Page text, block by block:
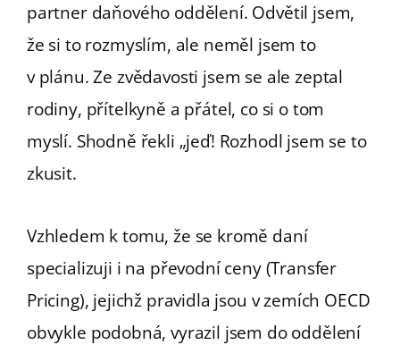
partner daňového oddělení. Odvětil jsem,
že si to rozmyslím, ale neměl jsem to
v plánu. Ze zvědavosti jsem se ale zeptal
rodiny, přítelkyně a přátel, co si o tom
myslí. Shodně řekli „jeď! Rozhodl jsem se to
zkusit.
Vzhledem k tomu, že se kromě daní
specializuji i na převodní ceny (Transfer
Pricing), jejichž pravidla jsou v zemích OECD
obvykle podobná, vyrazil jsem do oddělení